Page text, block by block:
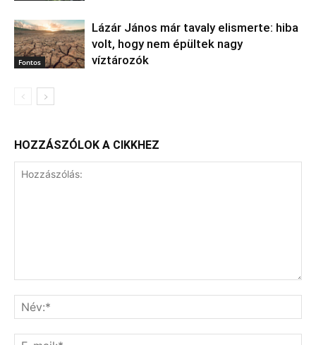
Fontos
Lázár János már tavaly elismerte: hiba
volt, hogy nem épültek nagy
víztározók
HOZZÁSZÓLOK A CIKKHEZ